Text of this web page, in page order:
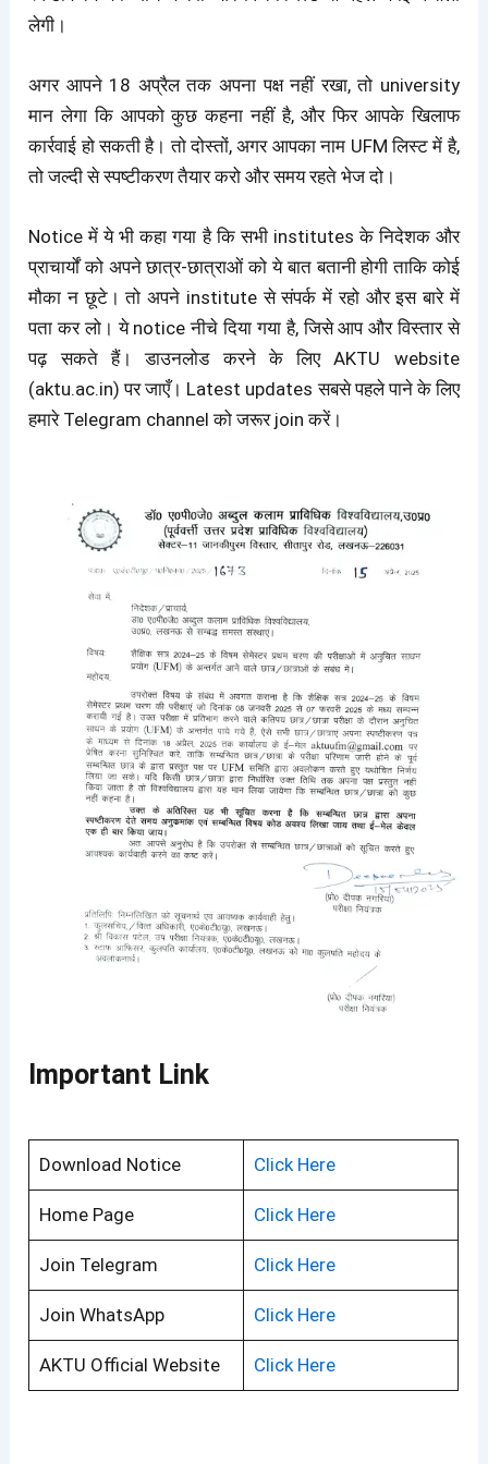
लेगी।
अगर आपने 18 अप्रैल तक अपना पक्ष नहीं रखा, तो university
मान लेगा कि आपको कुछ कहना नहीं है, और फिर आपके खिलाफ
कार्रवाई हो सकती है। तो दोस्तों, अगर आपका नाम UFM लिस्ट में है,
तो जल्दी से स्पष्टीकरण तैयार करो और समय रहते भेज दो।
Notice में ये भी कहा गया है कि सभी institutes के निदेशक और
प्राचार्यों को अपने छात्र-छात्राओं को ये बात बतानी होगी ताकि कोई
मौका न छूटे। तो अपने institute से संपर्क में रहो और इस बारे में
पता कर लो। ये notice नीचे दिया गया है, जिसे आप और विस्तार से
पढ़ सकते हैं। डाउनलोड करने के लिए AKTU website
(aktu.ac.in) पर जाएँ। Latest updates सबसे पहले पाने के लिए
हमारे Telegram channel को जरूर join करें।
Important Link
Download Notice Click Here
Home Page Click Here
Join Telegram Click Here
Join WhatsApp Click Here
AKTU Official Website Click Here